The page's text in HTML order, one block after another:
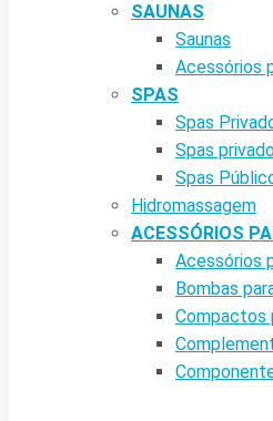
SAUNAS
Saunas
Acessórios
SPAS
Spas
Spas
Spas
Hidromassagem
ACESSÓRIOS
Acessórios
Bombas
Compactos